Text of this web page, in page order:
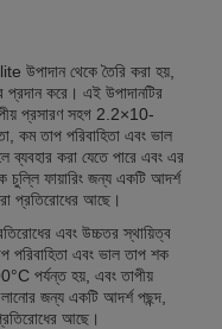
থেকে তৈরি করা হয়,
প্রদান করে। এই উপাদানটির
প্রসারণ সহগ 2.2×10-
কম তাপ পরিবাহিতা এবং ভাল
ব্যবহার করা যেতে পারে এবং এর
ফায়ারিং জন্য একটি আদর্শ
প্রতিরোধের আছে।
এবং উচ্চতর স্থায়িত্ব
পরিবাহিতা এবং ভাল তাপ শক
পর্যন্ত হয়, এবং তাপীয়
জন্য একটি আদর্শ পছন্দ,
আছে।